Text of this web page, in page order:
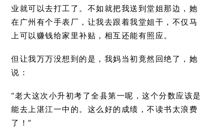
业就可以去打工了。不如就把我送到堂姐那边，她
在广州有个手表厂，让我去跟着我堂姐干，不仅马
上可以赚钱给家里补贴，相互还能有照应。
但让我万万没想到的是，我妈当初竟然回绝了，她
说：
“老大这次小升初考了全县第一呢，这个分数应该是
能去上湛江一中的。这么好的成绩，不读书太浪费
了！”